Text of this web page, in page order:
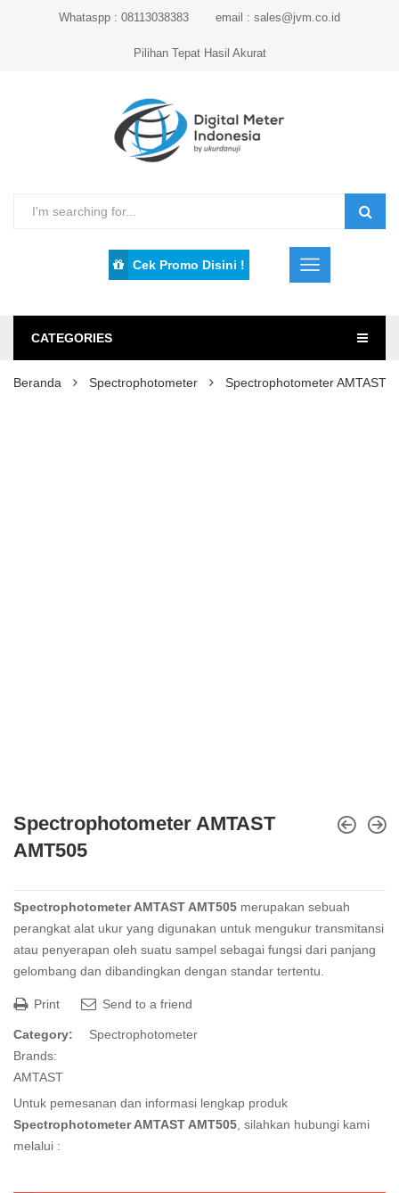
Whataspp : 08113038383 email : sales@jvm.co.id
Pilihan Tepat Hasil Akurat
Cek Promo Disini !
CATEGORIES
Beranda Spectrophotometer Spectrophotometer AMTAST
Spectrophotometer AMTAST
AMT505
Spectrophotometer AMTAST AMT505 merupakan sebuah
perangkat alat ukur yang digunakan untuk mengukur transmitansi
atau penyerapan oleh suatu sampel sebagai fungsi dari panjang
gelombang dan dibandingkan dengan standar tertentu.
Print Send to a friend
Category:
Spectrophotometer
Brands:
AMTAST
Untuk pemesanan dan informasi lengkap produk
Spectrophotometer AMTAST AMT505 , silahkan hubungi kami
melalui :